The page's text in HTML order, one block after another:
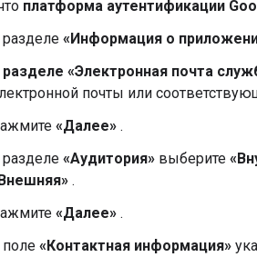
платформа аутентификации
разделе «Информация о
разделе «Электронная почта
почты или
«Далее» .
разделе «Аудитория» выберите
.
«Далее» .
поле «Контактная информация»